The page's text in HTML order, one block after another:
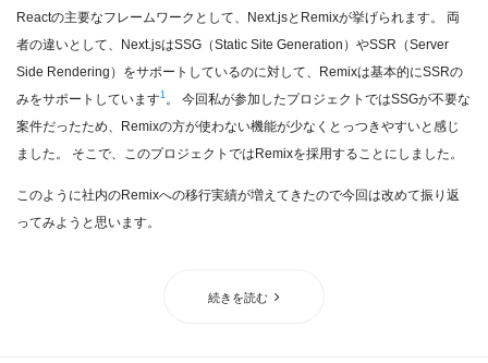
Reactの主要なフレームワークとして、Next.jsとRemixが挙げられます。 両
者の違いとして、Next.jsはSSG（Static Site Generation）やSSR（Server
Side Rendering）をサポートしているのに対して、Remixは基本的にSSRの
みをサポートしています1。 今回私が参加したプロジェクトではSSGが不要な
案件だったため、Remixの方が使わない機能が少なくとっつきやすいと感じ
ました。 そこで、このプロジェクトではRemixを採用することにしました。
このように社内のRemixへの移行実績が増えてきたので今回は改めて振り返
ってみようと思います。
続きを読む